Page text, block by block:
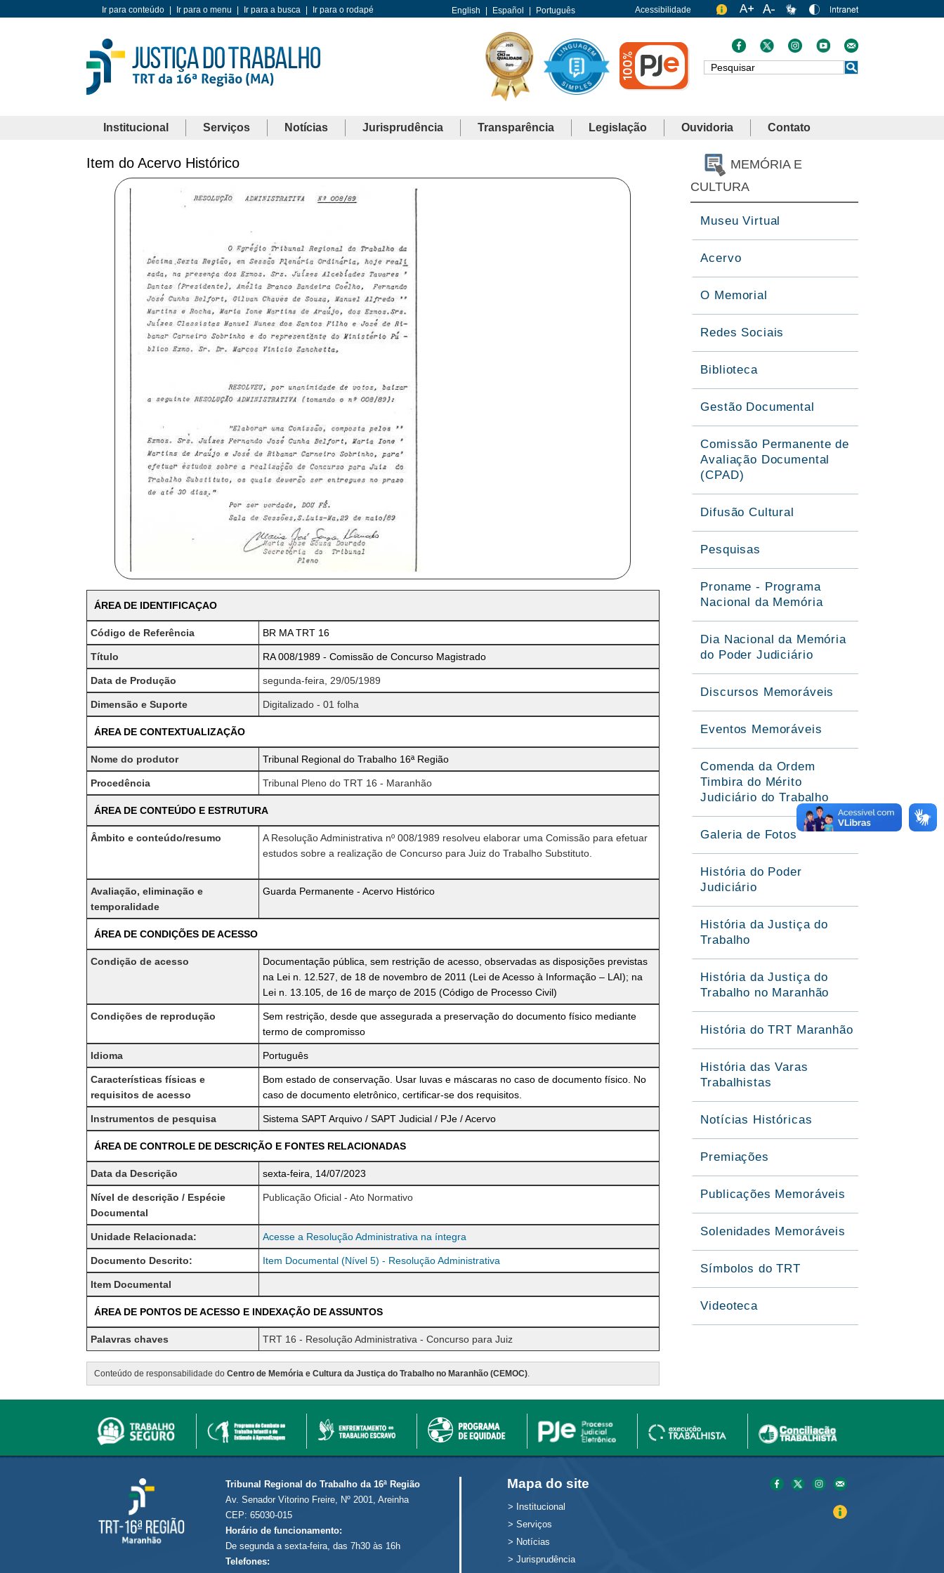
Ir para conteúdo Ir para o menu Ir para a busca Ir para o rodapé English Español Português Acessibilidade
Busca
Institucional Serviços Notícias Jurisprudência Transparência Legislação Ouvidoria Contato
Item do Acervo Histórico
ÁREA DE IDENTIFICAÇAO
Código de Referência BR MA TRT 16
Título RA 008/1989 - Comissão de Concurso Magistrado
Data de Produção segunda-feira, 29/05/1989
Dimensão e Suporte Digitalizado - 01 folha
ÁREA DE CONTEXTUALIZAÇÃO
Nome do produtor Tribunal Regional do Trabalho 16ª Região
Procedência Tribunal Pleno do TRT 16 - Maranhão
ÁREA DE CONTEÚDO E ESTRUTURA
Âmbito e conteúdo/resumo
A Resolução Administrativa nº 008/1989 resolveu elaborar uma Comissão para efetuar
estudos sobre a realização de Concurso para Juiz do Trabalho Substituto.
Avaliação, eliminação e
temporalidade
Guarda Permanente - Acervo Histórico
ÁREA DE CONDIÇÕES DE ACESSO
Condição de acesso
Documentação pública, sem restrição de acesso, observadas as disposições previstas
na Lei n. 12.527, de 18 de novembro de 2011 (Lei de Acesso à Informação – LAI); na
Lei n. 13.105, de 16 de março de 2015 (Código de Processo Civil)
Condições de reprodução
Sem restrição, desde que assegurada a preservação do documento físico mediante
termo de compromisso
Idioma Português
Características físicas e
requisitos de acesso
Bom estado de conservação. Usar luvas e máscaras no caso de documento físico. No
caso de documento eletrônico, certificar-se dos requisitos.
Instrumentos de pesquisa Sistema SAPT Arquivo / SAPT Judicial / PJe / Acervo
ÁREA DE CONTROLE DE DESCRIÇÃO E FONTES RELACIONADAS
Data da Descrição sexta-feira, 14/07/2023
Nível de descrição / Espécie
Documental
Publicação Oficial - Ato Normativo
Unidade Relacionada: Acesse a Resolução Administrativa na íntegra
Documento Descrito: Item Documental (Nível 5) - Resolução Administrativa
Item Documental
ÁREA DE PONTOS DE ACESSO E INDEXAÇÃO DE ASSUNTOS
Palavras chaves TRT 16 - Resolução Administrativa - Concurso para Juiz
Conteúdo de responsabilidade do Centro de Memória e Cultura da Justiça do Trabalho no Maranhão (CEMOC).
MEMÓRIA E
CULTURA
Museu Virtual
Acervo
O Memorial
Redes Sociais
Biblioteca
Gestão Documental
Comissão Permanente de
Avaliação Documental
(CPAD)
Difusão Cultural
Pesquisas
Proname - Programa
Nacional da Memória
Dia Nacional da Memória
do Poder Judiciário
Discursos Memoráveis
Eventos Memoráveis
Comenda da Ordem
Timbira do Mérito
Judiciário do Trabalho
Galeria de Fotos
História do Poder
Judiciário
História da Justiça do
Trabalho
História da Justiça do
Trabalho no Maranhão
História do TRT Maranhão
História das Varas
Trabalhistas
Notícias Históricas
Premiações
Publicações Memoráveis
Solenidades Memoráveis
Símbolos do TRT
Videoteca
Tribunal Regional do Trabalho da 16ª Região
Av. Senador Vitorino Freire, Nº 2001, Areinha
CEP: 65030-015
Horário de funcionamento:
De segunda a sexta-feira, das 7h30 às 16h
Telefones:
Mapa do site
> Institucional
> Serviços
> Notícias
> Jurisprudência